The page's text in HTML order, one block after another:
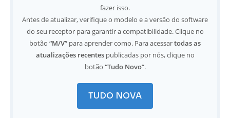
fazer isso.
Antes de atualizar, verifique o modelo e a versão do software
do seu receptor para garantir a compatibilidade. Clique no
botão “M/V” para aprender como. Para acessartodas as
atualizações recentespublicadas por nós, clique no
botão “Tudo Novo”.
TUDO NOVA